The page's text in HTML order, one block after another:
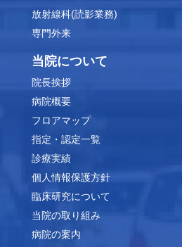
放射線科(読影業務)
専門外来
当院について
院長挨拶
病院概要
フロアマップ
指定・認定一覧
診療実績
個人情報保護方針
臨床研究について
当院の取り組み
病院の案内